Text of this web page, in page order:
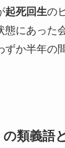
起死回生の
態にあった
ずか半年の
の類義語